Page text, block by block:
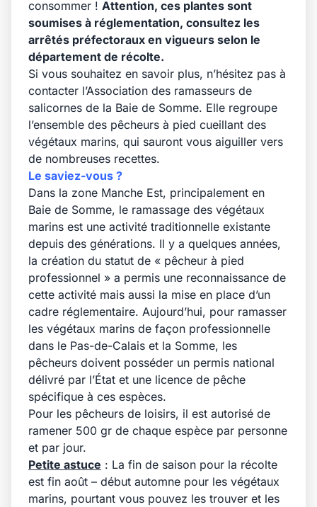
consommer ! Attention, ces plantes sont
soumises à réglementation, consultez les
arrêtés préfectoraux en vigueurs selon le
département de récolte.
Si vous souhaitez en savoir plus, n’hésitez pas à
contacter l’Association des ramasseurs de
salicornes de la Baie de Somme. Elle regroupe
l’ensemble des pêcheurs à pied cueillant des
végétaux marins, qui sauront vous aiguiller vers
de nombreuses recettes.
Le saviez-vous ?
Dans la zone Manche Est, principalement en
Baie de Somme, le ramassage des végétaux
marins est une activité traditionnelle existante
depuis des générations. Il y a quelques années,
la création du statut de « pêcheur à pied
professionnel » a permis une reconnaissance de
cette activité mais aussi la mise en place d’un
cadre réglementaire. Aujourd’hui, pour ramasser
les végétaux marins de façon professionnelle
dans le Pas-de-Calais et la Somme, les
pêcheurs doivent posséder un permis national
délivré par l’État et une licence de pêche
spécifique à ces espèces.
Pour les pêcheurs de loisirs, il est autorisé de
ramener 500 gr de chaque espèce par personne
et par jour.
Petite astuce : La fin de saison pour la récolte
est fin août – début automne pour les végétaux
marins, pourtant vous pouvez les trouver et les